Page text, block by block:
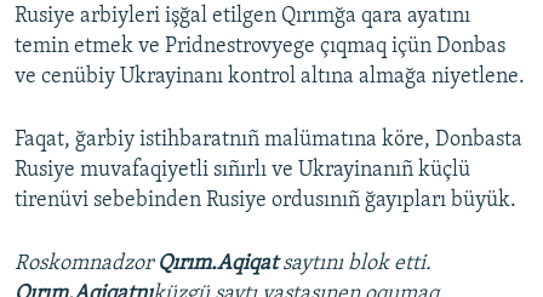
Rusiye arbiyleri işğal etilgen Qırımğa qara ayatını
temin etmek ve Pridnestrovyege çıqmaq içün Donbas
ve cenübiy Ukrayinanı kontrol altına almağa niyetlene.
Faqat, ğarbiy istihbaratnıñ malümatına köre, Donbasta
Rusiye muvafaqiyetli sıñırlı ve Ukrayinanıñ küçlü
tirenüvi sebebinden Rusiye ordusınıñ ğayıpları büyük.
Roskomnadzor Qırım.Aqiqatsaytını blok etti.